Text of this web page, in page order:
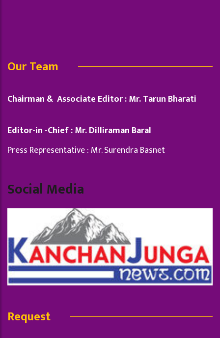
Our Team
Chairman & Associate Editor : Mr. Tarun Bharati
Editor-in -Chief : Mr. Dilliraman Baral
Press Representative : Mr. Surendra Basnet
Social Media
Request